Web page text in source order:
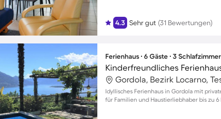
4.3 Sehr gut (31 Bewertungen)
Ferienhaus ∙ 6 Gäste ∙ 3 Schlafzimmer
Gordola, Bezirk Locarno,
Idyllisches Ferienhaus in Gordola mit
für Familien und Haustierliebhaber bis zu 6